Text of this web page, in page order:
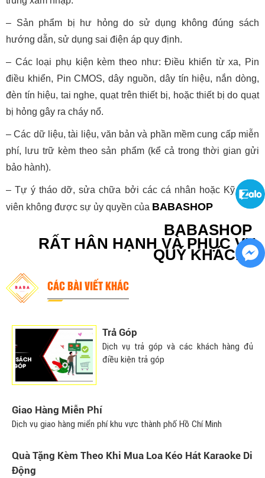
– Sản phẩm bị hư hỏng do sử dụng không đúng sách
hướng dẫn, sử dụng sai điện áp quy định.
– Các loại phụ kiện kèm theo như: Điều khiển từ xa, Pin
điều khiển, Pin CMOS, dây nguồn, dây tín hiệu, nắn dòng,
đèn tín hiệu, tai nghe, quạt trên thiết bị, hoặc thiết bị do quạt
bị hỏng gây ra cháy nổ.
– Các dữ liệu, tài liệu, văn bản và phần mềm cung cấp miễn
phí, lưu trữ kèm theo sản phẩm (kể cả trong thời gian gửi
bảo hành).
– Tự ý tháo dỡ, sửa chữa bởi các cá nhân hoặc Kỹ thuật
viên không được sự ủy quyền của BABASHOP
BABASHOP
RẤT HÂN HẠNH VÀ PHỤC VỤ
QUÝ KHÁCH !
CÁC BÀI VIẾT KHÁC
Trả Góp
Dịch vụ trả góp và các khách hàng đủ
điều kiện trả góp
Giao Hàng Miễn Phí
Dịch vụ giao hàng miển phí khu vực thành phố Hồ Chí Minh
Quà Tặng Kèm Theo Khi Mua Loa Kéo Hát Karaoke Di
Động